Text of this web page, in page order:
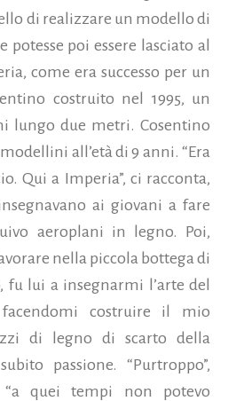
di realizzare un modello di
poi essere lasciato al
come era successo per un
costruito nel 1995, un
lungo due metri. Cosentino
all’età di 9 anni. “Era
Qui a Imperia”, ci racconta,
ai giovani a fare
aeroplani in legno. Poi,
nella piccola bottega di
lui a insegnarmi l’arte del
facendomi costruire il mio
di legno di scarto della
passione. “Purtroppo”,
“a quei tempi non potevo